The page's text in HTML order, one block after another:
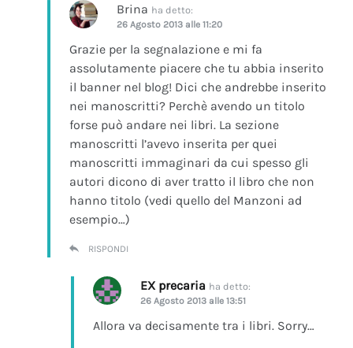
Brina ha detto:
26 Agosto 2013 alle 11:20
Grazie per la segnalazione e mi fa
assolutamente piacere che tu abbia inserito
il banner nel blog! Dici che andrebbe inserito
nei manoscritti? Perchè avendo un titolo
forse può andare nei libri. La sezione
manoscritti l’avevo inserita per quei
manoscritti immaginari da cui spesso gli
autori dicono di aver tratto il libro che non
hanno titolo (vedi quello del Manzoni ad
esempio…)
RISPONDI
EX precaria ha detto:
26 Agosto 2013 alle 13:51
Allora va decisamente tra i libri. Sorry…